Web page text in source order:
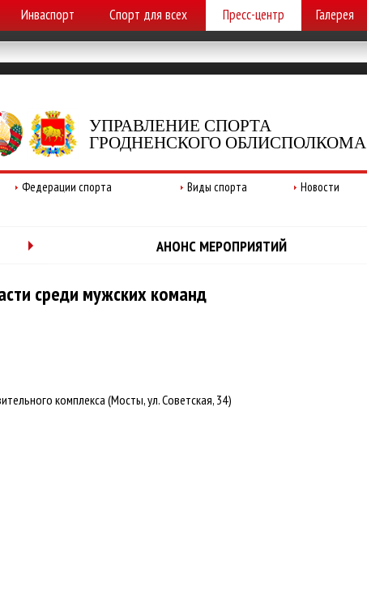
Инваспорт Спорт для всех Пресс-центр Галерея
УПРАВЛЕНИЕ СПОРТА
ГРОДНЕНСКОГО ОБЛИСПОЛКОМА
Федерации спорта Виды спорта Новости
АНОНС МЕРОПРИЯТИЙ
среди мужских команд
комплекса (Мосты, ул. Советская, 34)